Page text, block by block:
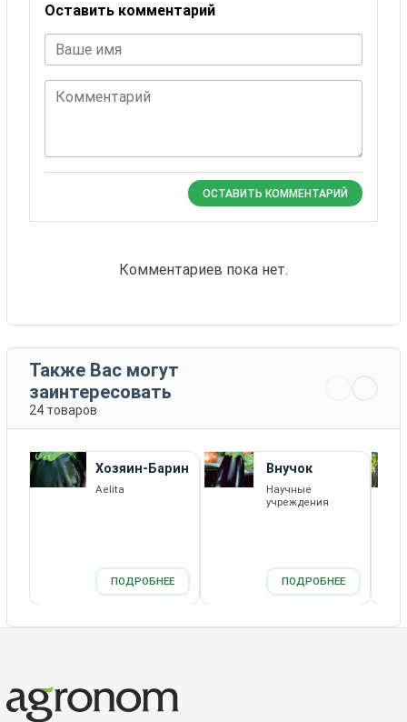
Оставить комментарий
Ваше имя
Комментарий
ОСТАВИТЬ КОММЕНТАРИЙ
Комментариев пока нет.
Также Вас могут
заинтересовать
24 товаров
Хозяин-Барин
Aelita
ПОДРОБНЕЕ
Внучок
Научные
учреждения
ПОДРОБНЕЕ